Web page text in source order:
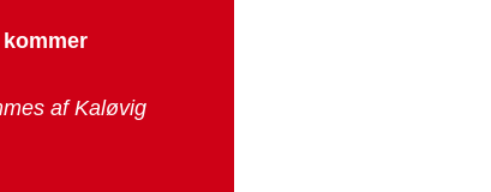
af Kaløvig